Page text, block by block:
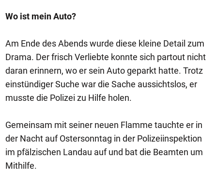
Wo ist mein Auto?
Am Ende des Abends wurde diese kleine Detail zum
Drama. Der frisch Verliebte konnte sich partout nicht
daran erinnern, wo er sein Auto geparkt hatte. Trotz
einstündiger Suche war die Sache aussichtslos, er
musste die Polizei zu Hilfe holen.
Gemeinsam mit seiner neuen Flamme tauchte er in
der Nacht auf Ostersonntag in der Polizeiinspektion
im pfälzischen Landau auf und bat die Beamten um
Mithilfe.